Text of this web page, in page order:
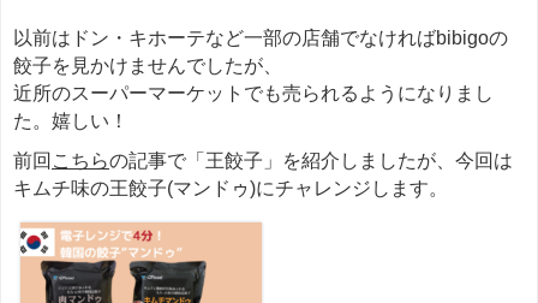
以前はドン・キホーテなど一部の店舗でなければbibigoの
餃子を見かけませんでしたが、
近所のスーパーマーケットでも売られるようになりまし
た。嬉しい！
前回 こちらの記事で「王餃子」を紹介しましたが、今回は
キムチ味の王餃子(マンドゥ)にチャレンジします。